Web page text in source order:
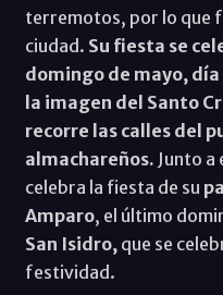
terremotos, por lo que
ciudad. Su fiesta se
domingo de mayo,
la imagen del Santo
recorre las calles del
almachareños. Junto
celebra la fiesta de su
Amparo, el último
San Isidro, que se
festividad.